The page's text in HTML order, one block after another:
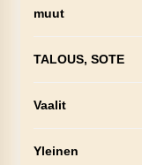
muut
TALOUS, SOTE
Vaalit
Yleinen